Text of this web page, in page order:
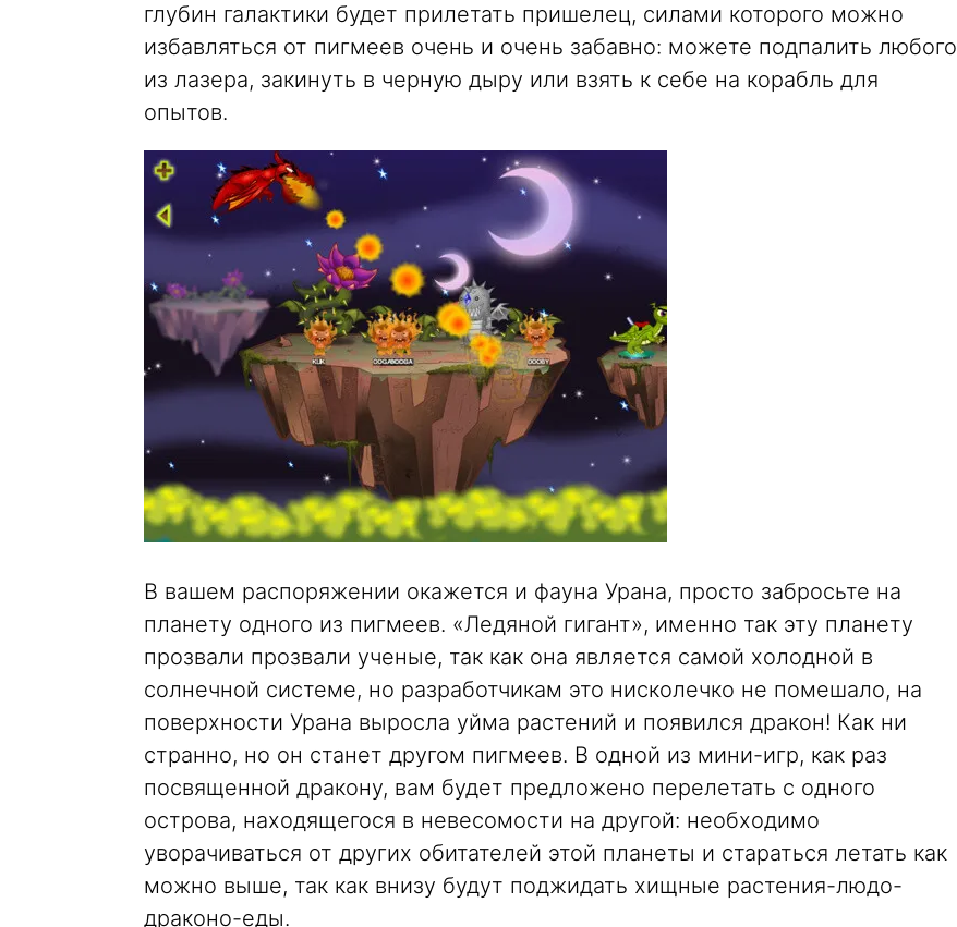
глубин галактики будет прилетать пришелец, силами которого можно
избавляться от пигмеев очень и очень забавно: можете подпалить любого
из лазера, закинуть в черную дыру или взять к себе на корабль для
опытов.
В вашем распоряжении окажется и фауна Урана, просто забросьте на
планету одного из пигмеев. «Ледяной гигант», именно так эту планету
прозвали прозвали ученые, так как она является самой холодной в
солнечной системе, но разработчикам это нисколечко не помешало, на
поверхности Урана выросла уйма растений и появился дракон! Как ни
странно, но он станет другом пигмеев. В одной из мини-игр, как раз
посвященной дракону, вам будет предложено перелетать с одного
острова, находящегося в невесомости на другой: необходимо
уворачиваться от других обитателей этой планеты и стараться летать как
можно выше, так как внизу будут поджидать хищные растения-людо-
драконо-еды.